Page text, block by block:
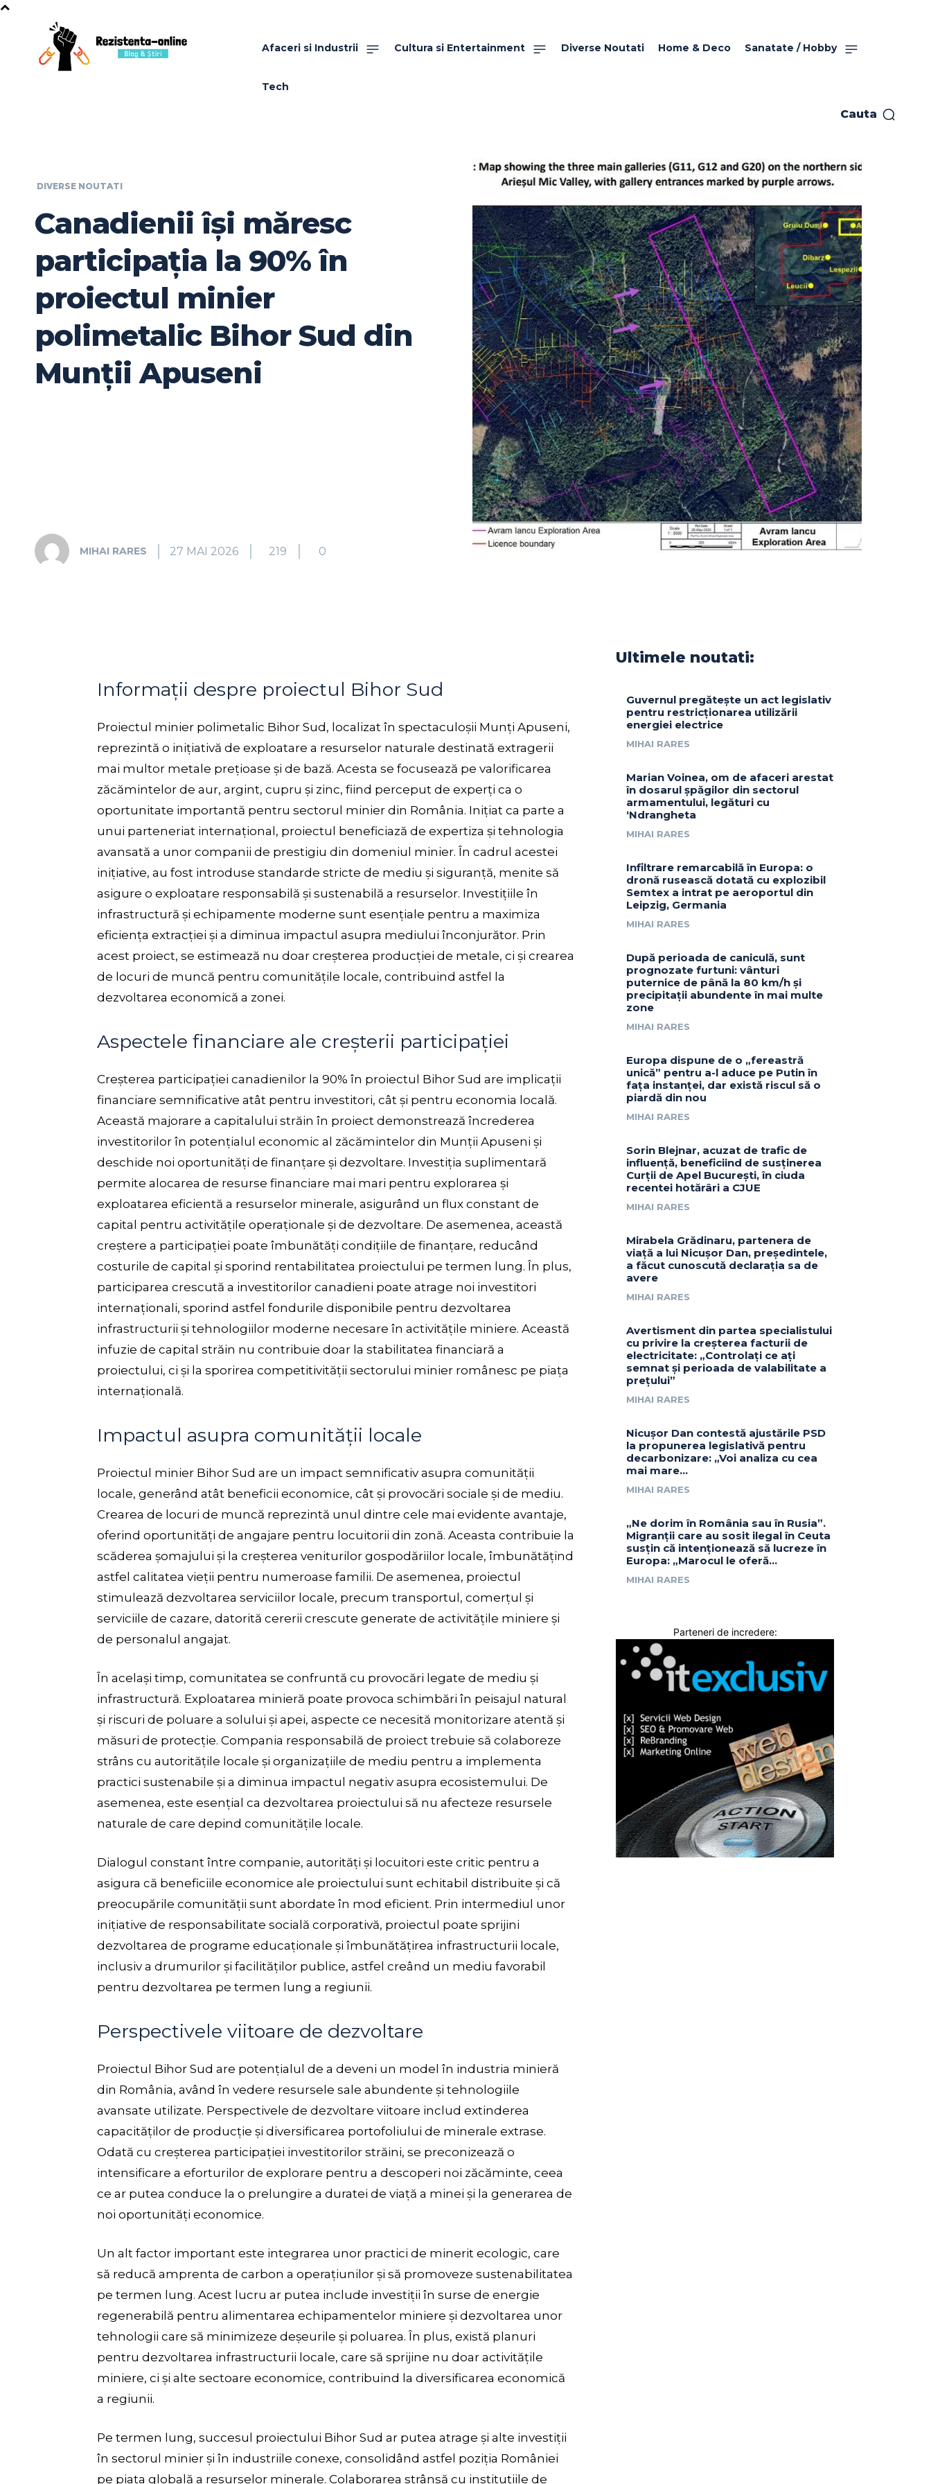
Afaceri si Industrii Cultura si Entertainment Diverse Noutati Home & Deco Sanatate / Hobby
Tech
Cauta
DIVERSE NOUTATI
Canadienii își măresc
participația la 90% în
proiectul minier
polimetalic Bihor Sud din
Munții Apuseni
MIHAI RARES 27 MAI 2026 219 0
Informații despre proiectul Bihor Sud
Proiectul minier polimetalic Bihor Sud, localizat în spectaculoșii Munți Apuseni,
reprezintă o inițiativă de exploatare a resurselor naturale destinată extragerii
mai multor metale prețioase și de bază. Acesta se focusează pe valorificarea
zăcămintelor de aur, argint, cupru și zinc, fiind perceput de experți ca o
oportunitate importantă pentru sectorul minier din România. Inițiat ca parte a
unui parteneriat internațional, proiectul beneficiază de expertiza și tehnologia
avansată a unor companii de prestigiu din domeniul minier. În cadrul acestei
inițiative, au fost introduse standarde stricte de mediu și siguranță, menite să
asigure o exploatare responsabilă și sustenabilă a resurselor. Investițiile în
infrastructură și echipamente moderne sunt esențiale pentru a maximiza
eficiența extracției și a diminua impactul asupra mediului înconjurător. Prin
acest proiect, se estimează nu doar creșterea producției de metale, ci și crearea
de locuri de muncă pentru comunitățile locale, contribuind astfel la
dezvoltarea economică a zonei.
Aspectele financiare ale creșterii participației
Creșterea participației canadienilor la 90% în proiectul Bihor Sud are implicații
financiare semnificative atât pentru investitori, cât și pentru economia locală.
Această majorare a capitalului străin în proiect demonstrează încrederea
investitorilor în potențialul economic al zăcămintelor din Munții Apuseni și
deschide noi oportunități de finanțare și dezvoltare. Investiția suplimentară
permite alocarea de resurse financiare mai mari pentru explorarea și
exploatarea eficientă a resurselor minerale, asigurând un flux constant de
capital pentru activitățile operaționale și de dezvoltare. De asemenea, această
creștere a participației poate îmbunătăți condițiile de finanțare, reducând
costurile de capital și sporind rentabilitatea proiectului pe termen lung. În plus,
participarea crescută a investitorilor canadieni poate atrage noi investitori
internaționali, sporind astfel fondurile disponibile pentru dezvoltarea
infrastructurii și tehnologiilor moderne necesare în activitățile miniere. Această
infuzie de capital străin nu contribuie doar la stabilitatea financiară a
proiectului, ci și la sporirea competitivității sectorului minier românesc pe piața
internațională.
Impactul asupra comunității locale
Proiectul minier Bihor Sud are un impact semnificativ asupra comunității
locale, generând atât beneficii economice, cât și provocări sociale și de mediu.
Crearea de locuri de muncă reprezintă unul dintre cele mai evidente avantaje,
oferind oportunități de angajare pentru locuitorii din zonă. Aceasta contribuie la
scăderea șomajului și la creșterea veniturilor gospodăriilor locale, îmbunătățind
astfel calitatea vieții pentru numeroase familii. De asemenea, proiectul
stimulează dezvoltarea serviciilor locale, precum transportul, comerțul și
serviciile de cazare, datorită cererii crescute generate de activitățile miniere și
de personalul angajat.
În același timp, comunitatea se confruntă cu provocări legate de mediu și
infrastructură. Exploatarea minieră poate provoca schimbări în peisajul natural
și riscuri de poluare a solului și apei, aspecte ce necesită monitorizare atentă și
măsuri de protecție. Compania responsabilă de proiect trebuie să colaboreze
strâns cu autoritățile locale și organizațiile de mediu pentru a implementa
practici sustenabile și a diminua impactul negativ asupra ecosistemului. De
asemenea, este esențial ca dezvoltarea proiectului să nu afecteze resursele
naturale de care depind comunitățile locale.
Dialogul constant între companie, autorități și locuitori este critic pentru a
asigura că beneficiile economice ale proiectului sunt echitabil distribuite și că
preocupările comunității sunt abordate în mod eficient. Prin intermediul unor
inițiative de responsabilitate socială corporativă, proiectul poate sprijini
dezvoltarea de programe educaționale și îmbunătățirea infrastructurii locale,
inclusiv a drumurilor și facilităților publice, astfel creând un mediu favorabil
pentru dezvoltarea pe termen lung a regiunii.
Perspectivele viitoare de dezvoltare
Proiectul Bihor Sud are potențialul de a deveni un model în industria minieră
din România, având în vedere resursele sale abundente și tehnologiile
avansate utilizate. Perspectivele de dezvoltare viitoare includ extinderea
capacităților de producție și diversificarea portofoliului de minerale extrase.
Odată cu creșterea participației investitorilor străini, se preconizează o
intensificare a eforturilor de explorare pentru a descoperi noi zăcăminte, ceea
ce ar putea conduce la o prelungire a duratei de viață a minei și la generarea de
noi oportunități economice.
Un alt factor important este integrarea unor practici de minerit ecologic, care
să reducă amprenta de carbon a operațiunilor și să promoveze sustenabilitatea
pe termen lung. Acest lucru ar putea include investiții în surse de energie
regenerabilă pentru alimentarea echipamentelor miniere și dezvoltarea unor
tehnologii care să minimizeze deșeurile și poluarea. În plus, există planuri
pentru dezvoltarea infrastructurii locale, care să sprijine nu doar activitățile
miniere, ci și alte sectoare economice, contribuind la diversificarea economică
a regiunii.
Pe termen lung, succesul proiectului Bihor Sud ar putea atrage și alte investiții
în sectorul minier și în industriile conexe, consolidând astfel poziția României
pe piața globală a resurselor minerale. Colaborarea strânsă cu instituțiile de
Ultimele noutati:
Guvernul pregătește un act legislativ
pentru restricționarea utilizării
energiei electrice
MIHAI RARES
Marian Voinea, om de afaceri arestat
în dosarul șpăgilor din sectorul
armamentului, legături cu
‘Ndrangheta
MIHAI RARES
Infiltrare remarcabilă în Europa: o
dronă rusească dotată cu explozibil
Semtex a intrat pe aeroportul din
Leipzig, Germania
MIHAI RARES
După perioada de caniculă, sunt
prognozate furtuni: vânturi
puternice de până la 80 km/h și
precipitații abundente în mai multe
zone
MIHAI RARES
Europa dispune de o „fereastră
unică” pentru a-l aduce pe Putin în
fața instanței, dar există riscul să o
piardă din nou
MIHAI RARES
Sorin Blejnar, acuzat de trafic de
influență, beneficiind de susținerea
Curții de Apel București, în ciuda
recentei hotărâri a CJUE
MIHAI RARES
Mirabela Grădinaru, partenera de
viață a lui Nicușor Dan, președintele,
a făcut cunoscută declarația sa de
avere
MIHAI RARES
Avertisment din partea specialistului
cu privire la creșterea facturii de
electricitate: „Controlați ce ați
semnat și perioada de valabilitate a
prețului”
MIHAI RARES
Nicușor Dan contestă ajustările PSD
la propunerea legislativă pentru
decarbonizare: „Voi analiza cu cea
mai mare…
MIHAI RARES
„Ne dorim în România sau în Rusia”.
Migranții care au sosit ilegal în Ceuta
susțin că intenționează să lucreze în
Europa: „Marocul le oferă...
MIHAI RARES
Parteneri de incredere: